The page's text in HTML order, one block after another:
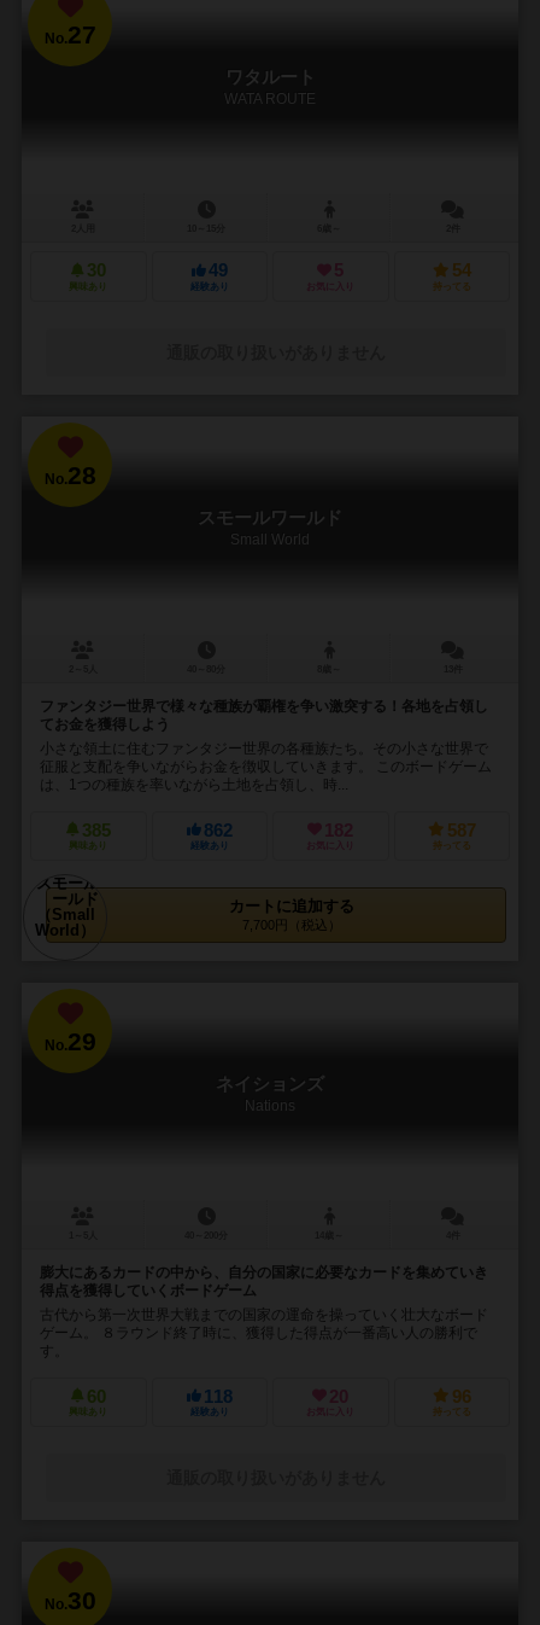
No.27
ワタルート
WATA ROUTE
30
興味あり
49
経験あり
5
お気に入り
54
持ってる
No.28
スモールワールド
Small World
ファンタジー世界で様々な種族が覇権を争い激突する！各地を占領し
てお金を獲得しよう
小さな領土に住むファンタジー世界の各種族たち。その小さな世界で
征服と支配を争いながらお金を徴収していきます。 このボードゲーム
は、1つの種族を率いながら土地を占領し、時...
385
興味あり
862
経験あり
182
お気に入り
587
持ってる
カートに追加する
7,700円（税込）
No.29
ネイションズ
Nations
膨大にあるカードの中から、自分の国家に必要なカードを集めていき
得点を獲得していくボードゲーム
古代から第一次世界大戦までの国家の運命を操っていく壮大なボード
ゲーム。 ８ラウンド終了時に、獲得した得点が一番高い人の勝利で
す。
60
興味あり
118
経験あり
20
お気に入り
96
持ってる
No.30